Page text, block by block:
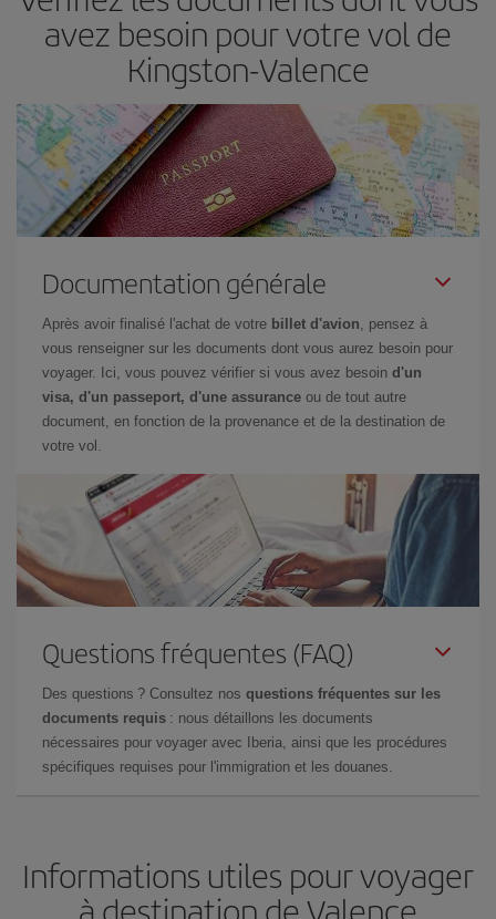
restant flexible sur les dates et les horaires de vol lors de votre
recherche, vous pourrezchoisir le prix le plus économique.
avez besoin pour votre vol de
Kingston-Valence
Documentation générale
Après avoir finalisé l'achat de votre billet d'avion, pensez à
vous renseigner sur les documents dont vous aurez besoin pour
voyager. Ici, vous pouvez vérifier si vous avez besoin d'un
visa, d'un passeport, d'une assurance ou de tout autre
document, en fonction de la provenance et de la destination de
votre vol.
Questions fréquentes (FAQ)
Des questions ? Consultez nos questions fréquentes sur les
documents requis : nous détaillons les documents
nécessaires pour voyager avec Iberia, ainsi que les procédures
spécifiques requises pour l'immigration et les douanes.
Informations utiles pour voyager